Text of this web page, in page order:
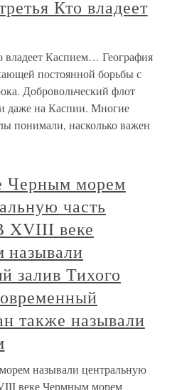
Кто владеет
владеет Каспием… География
постоянной борьбы с
Добровольческий флот
даже на Каспии. Многие
понимали, насколько важен
Черным морем
часть
XVIII веке
залив Тихого
также называли
называли центральную
веке Чермным морем